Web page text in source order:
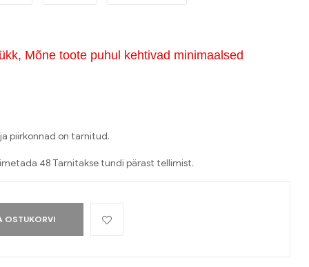
Mõne toote puhul kehtivad minimaalsed
piirkonnad on tarnitud.
48 Tarnitakse tundi pärast tellimist.
OSTUKORVI